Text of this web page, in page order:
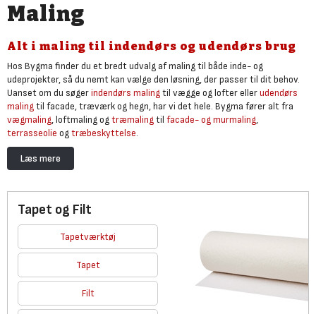
Maling
Alt i maling til indendørs og udendørs brug
Hos Bygma finder du et bredt udvalg af maling til både inde- og
udeprojekter, så du nemt kan vælge den løsning, der passer til dit behov.
Uanset om du søgerindendørs malingtil vægge og lofter ellerudendørs
malingtil facade, træværk og hegn, har vi det hele. Bygma fører alt fra
vægmaling, loftmaling ogtræmalingtil facade- og murmaling,
terrasseolie ogtræbeskyttelse.
Uanset hvilken type maling du skal bruge, har vi kvalitetsmaling fra
producenter, som professionelle håndværkere vælger til både renovering
der passer til både nye projekter og opfriskning af eksisterende overflader
– hvad enten det er vægge, lofter, træ, mur eller metal.
Bestil maling online hos Bygma og få adgang til et komplet sortiment til
både indendørs og udendørs brug. Vi gør det nemt at vælge den rette
maling og komme videre med dit projekt – hurtigt, effektivt og til
konkurrencedygtige priser.
Læs mere
Tapet og Filt
Tapetværktøj
Tapet
Filt